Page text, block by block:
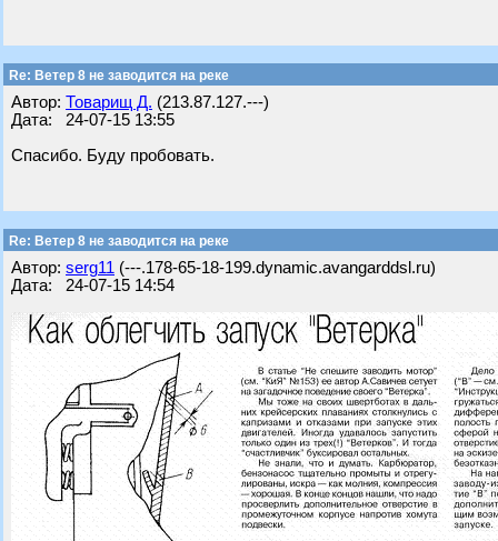
Re: Ветер 8 не заводится на реке
Автор: Товарищ Д. (213.87.127.---)
Дата: 24-07-15 13:55
Спасибо. Буду пробовать.
Re: Ветер 8 не заводится на реке
Автор: serg11 (---.178-65-18-199.dynamic.avangarddsl.ru)
Дата: 24-07-15 14:54